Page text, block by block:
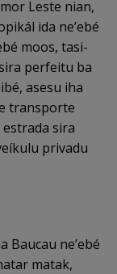
Leste nian,
ida ne’ebé
moos, tasi-
perfeitu ba
asesu iha
transporte
sira
privadu
ne’ebé
matak,